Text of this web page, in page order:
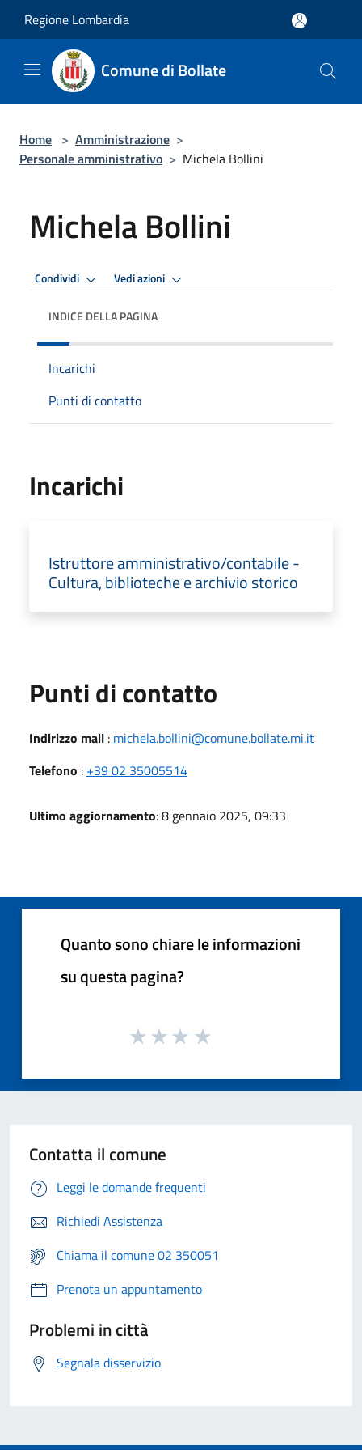
Regione Lombardia
Comune di Bollate
Home > Amministrazione >
Personale amministrativo > Michela Bollini
Michela Bollini
Condividi Vedi azioni
INDICE DELLA PAGINA
Incarichi
Punti di contatto
Incarichi
Istruttore amministrativo/contabile -
Cultura, biblioteche e archivio storico
Punti di contatto
Indirizzo mail : michela.bollini@comune.bollate.mi.it
Telefono : +39 02 35005514
Ultimo aggiornamento: 8 gennaio 2025, 09:33
Quanto sono chiare le informazioni
su questa pagina?
Contatta il comune
Leggi le domande frequenti
Richiedi Assistenza
Chiama il comune 02 350051
Prenota un appuntamento
Problemi in città
Segnala disservizio